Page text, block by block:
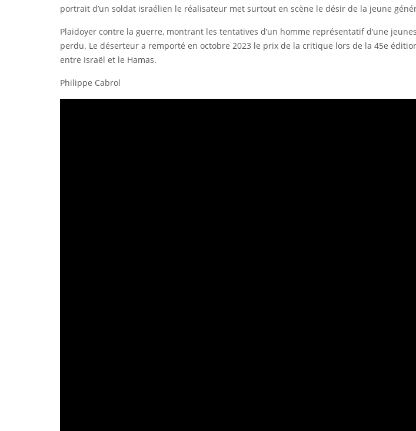
portrait d’un soldat israélien le réalisateur met surtout en scène le désir de la jeune
Plaidoyer contre la guerre, montrant les tentatives d’un homme représentatif d’une
perdu. Le déserteur a remporté en octobre 2023 le prix de la critique lors de la 45e
entre Israël et le Hamas.
Philippe Cabrol